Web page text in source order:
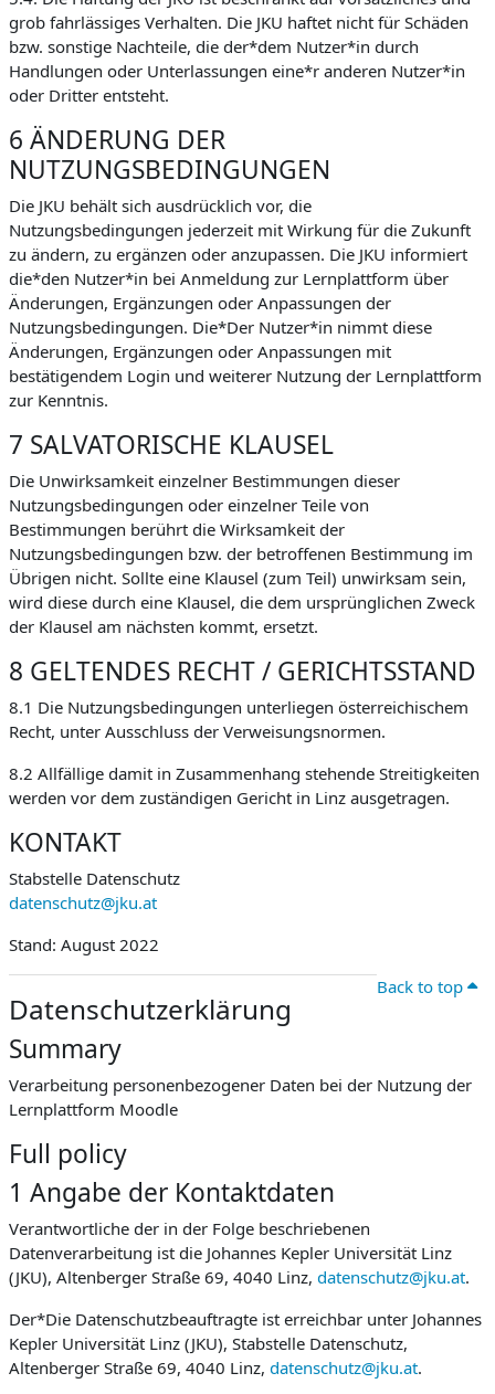
grob fahrlässiges Verhalten. Die JKU haftet nicht für Schäden
bzw. sonstige Nachteile, die der*dem Nutzer*in durch
Handlungen oder Unterlassungen eine*r anderen Nutzer*in
oder Dritter entsteht.
6 ÄNDERUNG DER
NUTZUNGSBEDINGUNGEN
Die JKU behält sich ausdrücklich vor, die
Nutzungsbedingungen jederzeit mit Wirkung für die Zukunft
zu ändern, zu ergänzen oder anzupassen. Die JKU informiert
die*den Nutzer*in bei Anmeldung zur Lernplattform über
Änderungen, Ergänzungen oder Anpassungen der
Nutzungsbedingungen. Die*Der Nutzer*in nimmt diese
Änderungen, Ergänzungen oder Anpassungen mit
bestätigendem Login und weiterer Nutzung der Lernplattform
zur Kenntnis.
7 SALVATORISCHE KLAUSEL
Die Unwirksamkeit einzelner Bestimmungen dieser
Nutzungsbedingungen oder einzelner Teile von
Bestimmungen berührt die Wirksamkeit der
Nutzungsbedingungen bzw. der betroffenen Bestimmung im
Übrigen nicht. Sollte eine Klausel (zum Teil) unwirksam sein,
wird diese durch eine Klausel, die dem ursprünglichen Zweck
der Klausel am nächsten kommt, ersetzt.
8 GELTENDES RECHT / GERICHTSSTAND
8.1 Die Nutzungsbedingungen unterliegen österreichischem
Recht, unter Ausschluss der Verweisungsnormen.
8.2 Allfällige damit in Zusammenhang stehende Streitigkeiten
werden vor dem zuständigen Gericht in Linz ausgetragen.
KONTAKT
Stabstelle Datenschutz
datenschutz@jku.at
Stand: August 2022
Back to top
Datenschutzerklärung
Summary
Verarbeitung personenbezogener Daten bei der Nutzung der
Lernplattform Moodle
Full policy
1 Angabe der Kontaktdaten
Verantwortliche der in der Folge beschriebenen
Datenverarbeitung ist die Johannes Kepler Universität Linz
(JKU), Altenberger Straße 69, 4040 Linz, datenschutz@jku.at.
Der*Die Datenschutzbeauftragte ist erreichbar unter Johannes
Kepler Universität Linz (JKU), Stabstelle Datenschutz,
Altenberger Straße 69, 4040 Linz, datenschutz@jku.at.